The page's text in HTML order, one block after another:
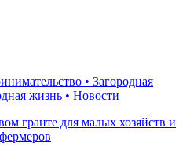
• Загородная
жизнь • Новости
гранте для малых хозяйств и